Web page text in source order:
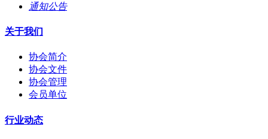
通知公告
关于我们
协会简介
协会文件
协会管理
会员单位
行业动态